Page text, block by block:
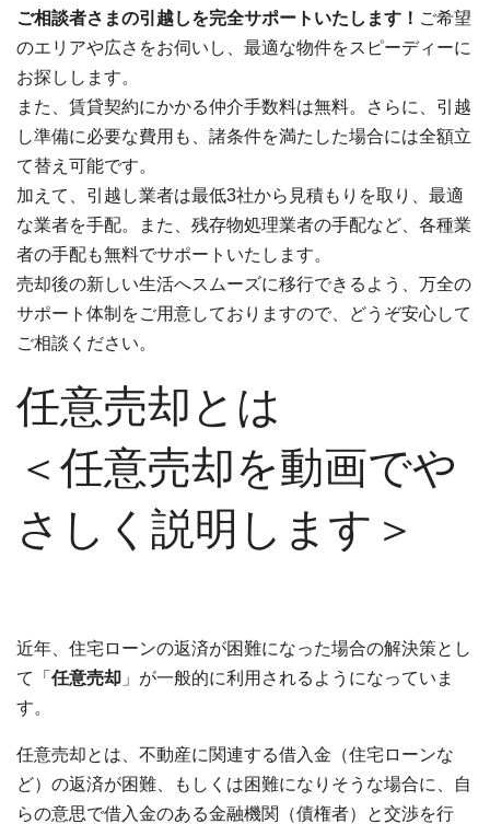
ご相談者さまの引越しを完全サポートいたします！ ご希望
のエリアや広さをお伺いし、最適な物件をスピーディーに
お探しします。
また、賃貸契約にかかる仲介手数料は無料。さらに、引越
し準備に必要な費用も、諸条件を満たした場合には全額立
て替え可能です。
加えて、引越し業者は最低3社から見積もりを取り、最適
な業者を手配。また、残存物処理業者の手配など、各種業
者の手配も無料でサポートいたします。
売却後の新しい生活へスムーズに移行できるよう、万全の
サポート体制をご用意しておりますので、どうぞ安心して
ご相談ください。
任意売却とは
＜任意売却を動画でや
さしく説明します＞
近年、住宅ローンの返済が困難になった場合の解決策とし
て「 任意売却 」が一般的に利用されるようになっていま
す。
任意売却とは、不動産に関連する借入金（住宅ローンな
ど）の返済が困難、もしくは困難になりそうな場合に、自
らの意思で借入金のある金融機関（債権者）と交渉を行